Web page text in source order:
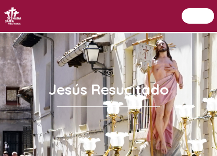
Setmana Santa Vilafranca
Jesús Resucitado